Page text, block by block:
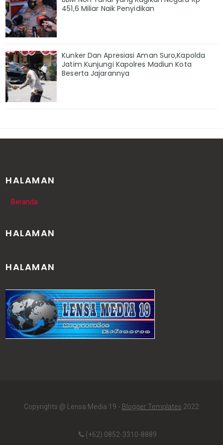
451,6 Miliar Naik Penyidikan
Kunker Dan Apresiasi Aman Suro,Kapolda
Jatim Kunjungi Kapolres Madiun Kota
Beserta Jajarannya
HALAMAN
Beranda
HALAMAN
HALAMAN
Copyrights @ Lensa Media 19 - Blogger Templates 2022
(+62) 0852-3310-8889